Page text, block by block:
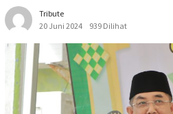
Tribute
20 Juni 2024
939 Dilihat